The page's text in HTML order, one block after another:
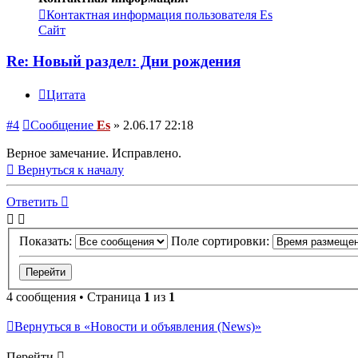
Контактная информация пользователя Es
Сайт
Re: Новый раздел: Дни рождения
Цитата
#4 Сообщение Es » 2.06.17 22:18
Верное замечание. Исправлено.
Вернуться к началу
Ответить
Показать: Поле сортировки:
4 сообщения • Страница 1 из 1
Вернуться в «Новости и объявления (News)»